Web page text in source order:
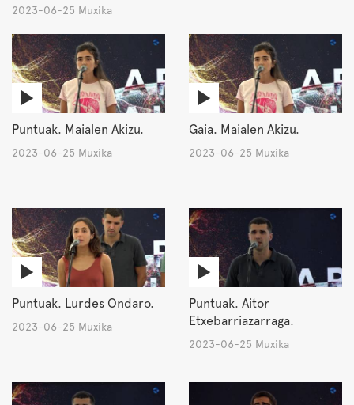
2023-06-25 Muxika
Puntuak. Maialen Akizu.
2023-06-25 Muxika
Gaia. Maialen Akizu.
2023-06-25 Muxika
Puntuak. Lurdes Ondaro.
2023-06-25 Muxika
Puntuak. Aitor
Etxebarriazarraga.
2023-06-25 Muxika